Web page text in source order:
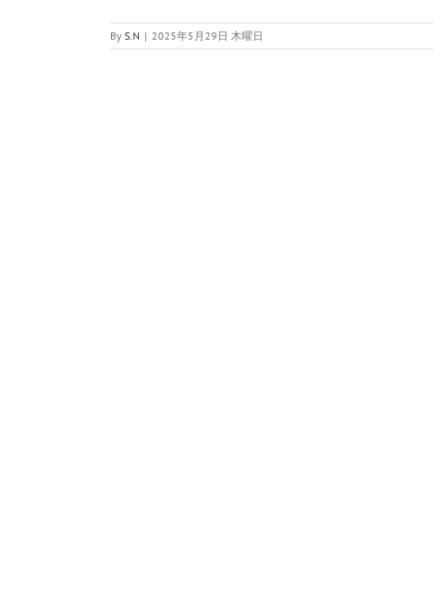
By S.N | 2025年5月29日 木曜日